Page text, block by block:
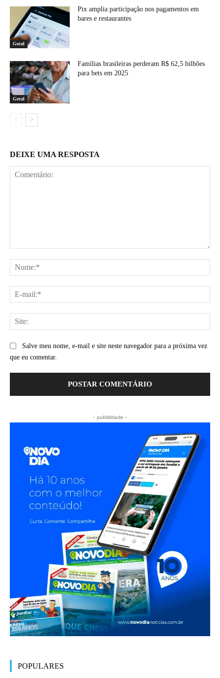
Geral
Pix amplia participação nos pagamentos em
bares e restaurantes
Geral
Famílias brasileiras perderam R$ 62,5 bilhões
para bets em 2025
DEIXE UMA RESPOSTA
Salve meu nome, e-mail e site neste navegador para a próxima vez
que eu comentar.
- publididade -
POPULARES